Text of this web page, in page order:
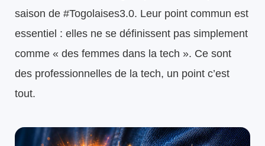
saison de #Togolaises3.0. Leur point commun est
essentiel : elles ne se définissent pas simplement
comme « des femmes dans la tech ». Ce sont
des professionnelles de la tech, un point c’est
tout.